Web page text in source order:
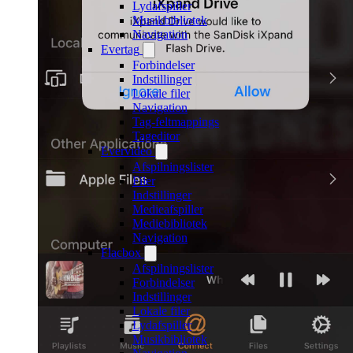
Lydafspiller
Musikbibliotek
Navigation
Evertag
Forbindelser
Indstillinger
Lokale filer
Navigation
Tag-feltmappings
Tageditor
Evervideo
Afspilningslister
Filer
Indstillinger
Medieafspiller
Mediebibliotek
Navigation
Flacbox
Afspilningslister
Forbindelser
Indstillinger
Lokale filer
Lydafspiller
Musikbibliotek